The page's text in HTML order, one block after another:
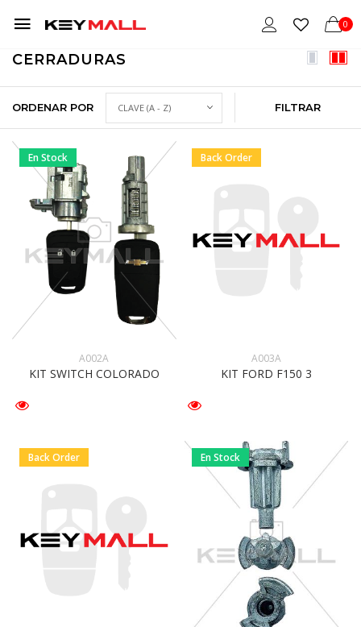
0
CERRADURAS
ORDENAR POR FILTRAR
En Stock
A002A
KIT SWITCH COLORADO
Back Order
A003A
KIT FORD F150 3
Back Order En Stock